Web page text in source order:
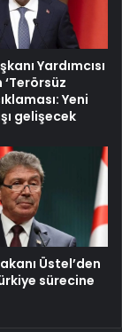
Yardımcısı
‘Terörsüz
Yeni
gelişecek
Üstel’den
sürecine